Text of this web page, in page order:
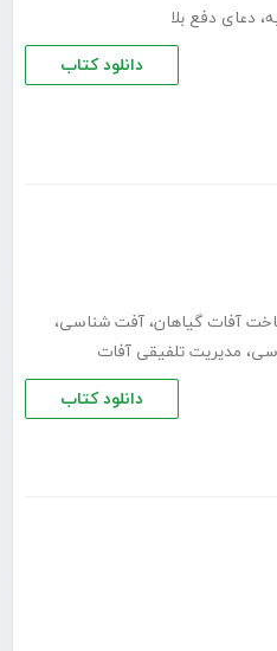
، دعای دفع بلا
دانلود کتاب
آفات گیاهان، آفت شناسی،
، مدیریت تلفیقی آفات
دانلود کتاب